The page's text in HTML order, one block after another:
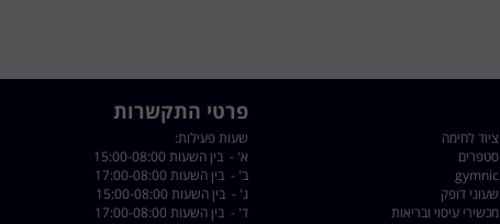
פרטי התקשרות
ציוד לחימה
סטפרים
gymnic
שעוני דופק
מכשירי עיסוי ובריאות
שעות פעילות:
א' - בין השעות 15:00-08:00
ב' - בין השעות 17:00-08:00
ג' - בין השעות 15:00-08:00
ד' - בין השעות 17:00-08:00